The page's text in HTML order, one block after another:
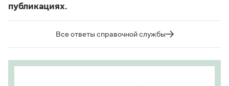
публикациях.
Изменение касается только официального
названия государства. Все остальные слова,
быть использованы в любых текстах. Здесь
Все ответы справочной службы